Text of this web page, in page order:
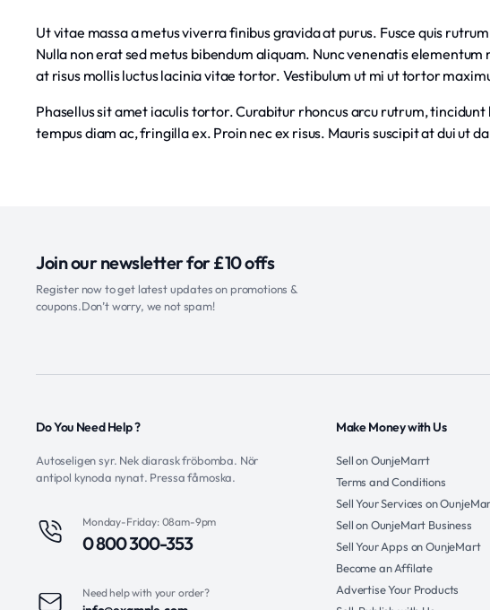
Ut vitae massa a metus viverra finibus gravida at purus. Fusce quis
Nulla non erat sed metus bibendum aliquam. Nunc venenatis
at risus mollis luctus lacinia vitae tortor. Vestibulum ut mi ut tortor
Phasellus sit amet iaculis tortor. Curabitur rhoncus arcu rutrum,
tempus diam ac, fringilla ex. Proin nec ex risus. Mauris suscipit at dui ut
Join our newsletter for £10 offs
Register now to get latest updates on promotions &
coupons.Don’t worry, we not spam!
Do You Need Help ?
Autoseligen syr. Nek diarask fröbomba. Nör
antipol kynoda nynat. Pressa fåmoska.
Monday-Friday: 08am-9pm
0 800 300-353
Need help with your order?
Make Money with Us
Sell on OunjeMarrt
Terms and Conditions
Sell Your Services on
Sell on OunjeMart Business
Sell Your Apps on OunjeMart
Become an Affilate
Advertise Your Products